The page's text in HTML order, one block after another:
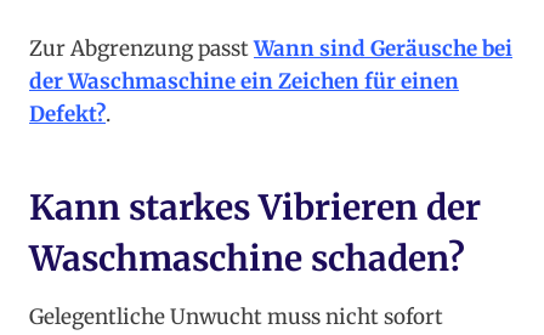
Zur Abgrenzung passtWann sind Geräusche bei
der Waschmaschine ein Zeichen für einen
Defekt?.
Kann starkes Vibrieren der
Waschmaschine schaden?
Gelegentliche Unwucht muss nicht sofort